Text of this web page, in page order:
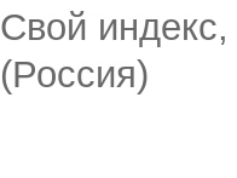
Свой
(Россия)